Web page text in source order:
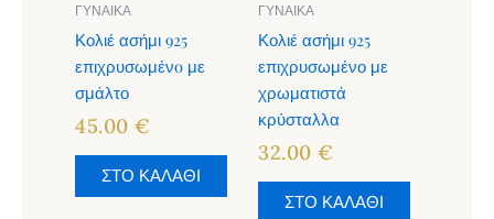
ΓΥΝΑΙΚΑ
Κολιέ ασήμι 925
επιχρυσωμένo με
σμάλτο
45.00 €
ΣΤΟ ΚΑΛΑΘΙ
ΓΥΝΑΙΚΑ
Κολιέ ασήμι 925
επιχρυσωμένο με
χρωματιστά
κρύσταλλα
32.00 €
ΣΤΟ ΚΑΛΑΘΙ